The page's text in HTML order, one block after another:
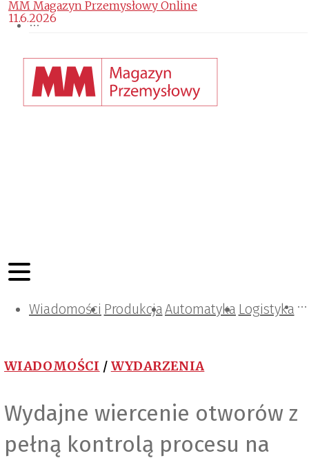
Wiadomości ProdukcjaAutomatyka Logistyka
Projektowanie i konstrukcje
Zarządzanie i IT
Tematy specjalne
WIADOMOŚCI / WYDARZENIA
Wydajne wiercenie otworów z
pełną kontrolą procesu na
MM Magazyn Przemysłowy Online
11.6.2026